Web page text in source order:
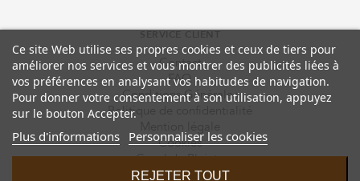
Contact
FAQ
Conditions Générales
Politique de confidentialité
Cookies
Canal de Plainte
Ce site Web utilise ses propres cookies et ceux de tiers pour
améliorer nos services et vous montrer des publicités liées à
vos préférences en analysant vos habitudes de navigation.
Pour donner votre consentement à son utilisation, appuyez
sur le bouton Accepter.
Plus d'informations Personnaliser les cookies
REJETER TOUT